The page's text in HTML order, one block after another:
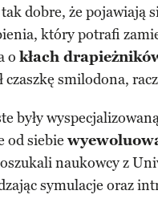
dobre, że pojawiają
który potrafi
o kłach
smilodona,
były
od siebie
naukowcy z
symulacje oraz